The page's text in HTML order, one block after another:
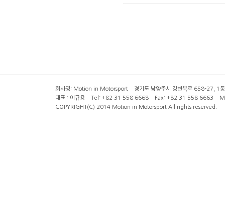
회사명: Motion in Motorsport 경기도 남양주시 강변북로 658-27,
대표 : 이규용 Tel: +82 31 558 6668 Fax: +82 31 558 6663
COPYRIGHT(C) 2014 Motion in Motorsport All rights reserved.